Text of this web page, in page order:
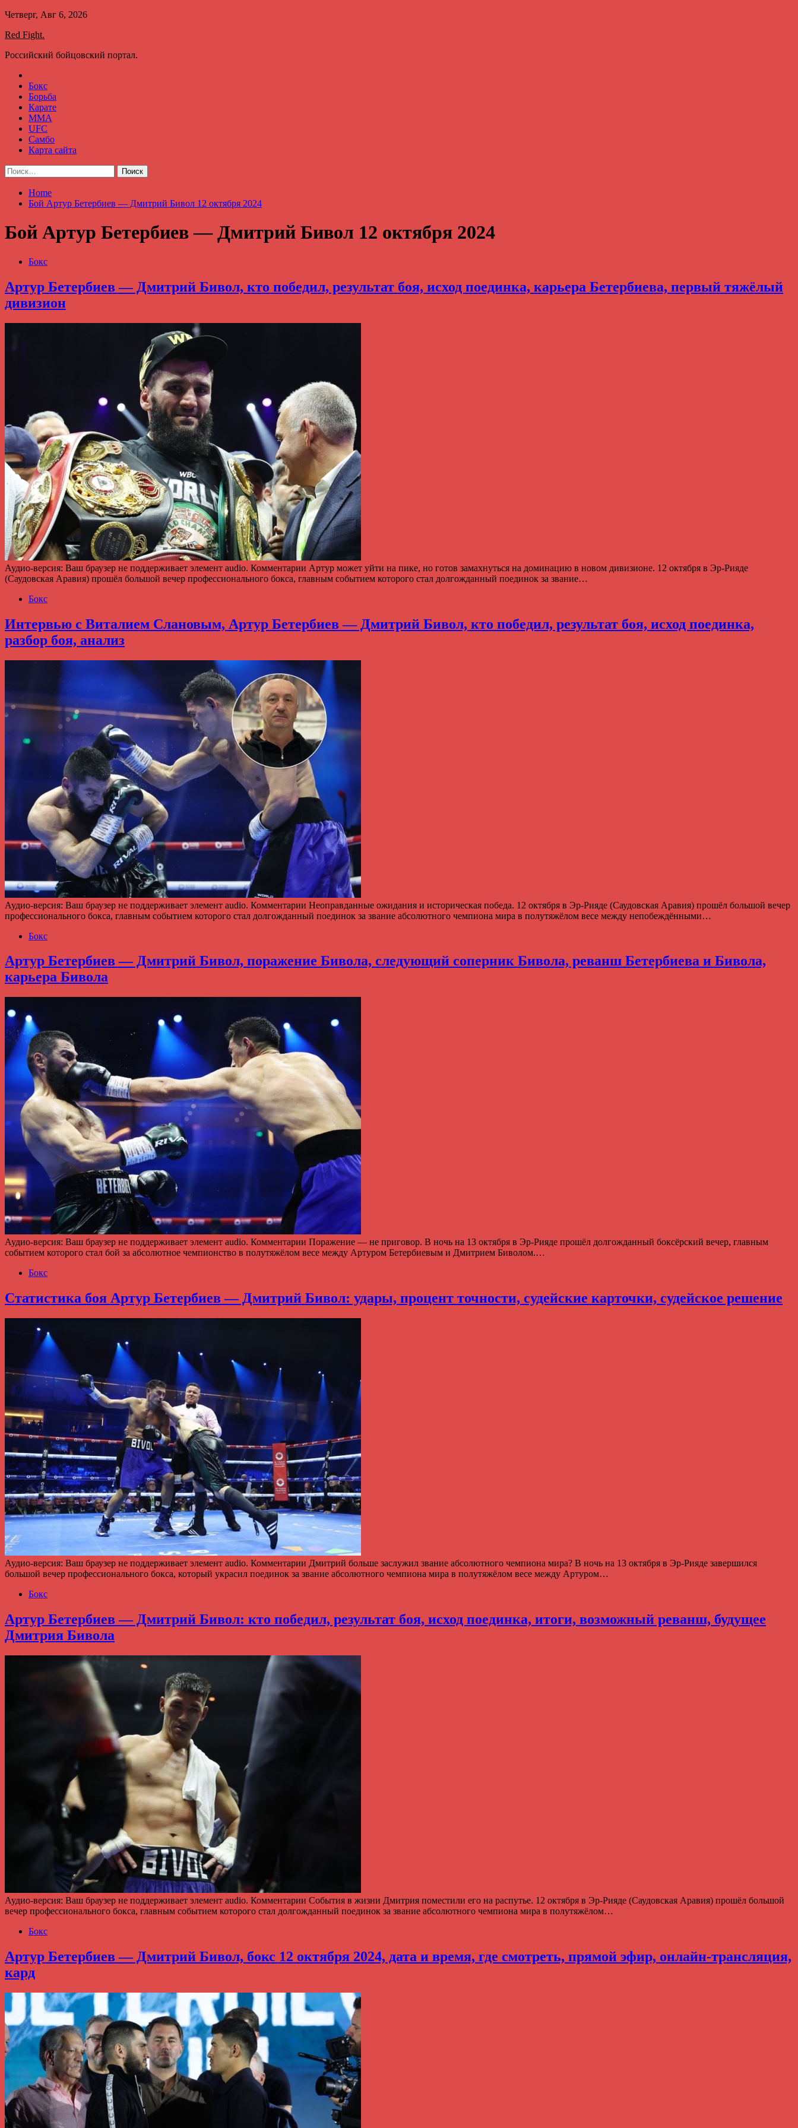
Skip
content
Четверг, Авг 6, 2026
Red Fight.
Российский бойцовский портал.
Бокс
Борьба
Карате
ММА
UFC
Самбо
Карта сайта
Найти:
Home
Бой Артур Бетербиев — Дмитрий Бивол 12 октября 2024
Бой Артур Бетербиев — Дмитрий Бивол 12 октября 2024
Бокс
Артур Бетербиев — Дмитрий Бивол, кто победил, результат боя, исход поединка, карьера Бетербиева, первый тяжёлый
дивизион
Аудио-версия: Ваш браузер не поддерживает элемент audio. Комментарии Артур может уйти на пике, но готов замахнуться на доминацию в новом дивизионе. 12 октября в Эр-Рияде
(Саудовская Аравия) прошёл большой вечер профессионального бокса, главным событием которого стал долгожданный поединок за звание…
Бокс
Интервью с Виталием Слановым, Артур Бетербиев — Дмитрий Бивол, кто победил, результат боя, исход поединка,
разбор боя, анализ
Аудио-версия: Ваш браузер не поддерживает элемент audio. Комментарии Неоправданные ожидания и историческая победа. 12 октября в Эр-Рияде (Саудовская Аравия) прошёл большой вечер
профессионального бокса, главным событием которого стал долгожданный поединок за звание абсолютного чемпиона мира в полутяжёлом весе между непобеждёнными…
Бокс
Артур Бетербиев — Дмитрий Бивол, поражение Бивола, следующий соперник Бивола, реванш Бетербиева и Бивола,
карьера Бивола
Аудио-версия: Ваш браузер не поддерживает элемент audio. Комментарии Поражение — не приговор. В ночь на 13 октября в Эр-Рияде прошёл долгожданный боксёрский вечер, главным
событием которого стал бой за абсолютное чемпионство в полутяжёлом весе между Артуром Бетербиевым и Дмитрием Биволом.…
Бокс
Статистика боя Артур Бетербиев — Дмитрий Бивол: удары, процент точности, судейские карточки, судейское решение
Аудио-версия: Ваш браузер не поддерживает элемент audio. Комментарии Дмитрий больше заслужил звание абсолютного чемпиона мира? В ночь на 13 октября в Эр-Рияде завершился
большой вечер профессионального бокса, который украсил поединок за звание абсолютного чемпиона мира в полутяжёлом весе между Артуром…
Бокс
Артур Бетербиев — Дмитрий Бивол: кто победил, результат боя, исход поединка, итоги, возможный реванш, будущее
Дмитрия Бивола
Аудио-версия: Ваш браузер не поддерживает элемент audio. Комментарии События в жизни Дмитрия поместили его на распутье. 12 октября в Эр-Рияде (Саудовская Аравия) прошёл большой
вечер профессионального бокса, главным событием которого стал долгожданный поединок за звание абсолютного чемпиона мира в полутяжёлом…
Бокс
Артур Бетербиев — Дмитрий Бивол, бокс 12 октября 2024, дата и время, где смотреть, прямой эфир, онлайн-трансляция,
кард